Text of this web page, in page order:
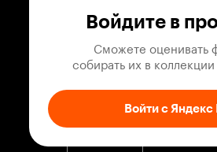
Служба поддержки
Войдите в
Сможете оценивать
собирать их в
Войти с Яндекс